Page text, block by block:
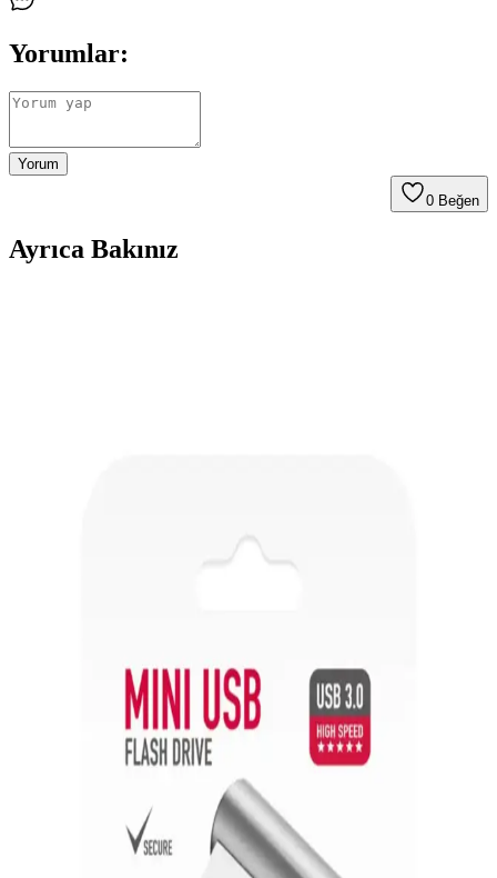
Yorumlar:
Yorum
0 Beğen
Ayrıca Bakınız
Depolama Kapasitesi Özellikleri
32GB USB bellekler, geniş depolama alanı ve hızlı veri aktarımıyla
kişisel ve profesyonel kullanımlar için ideal çözümler sunar.
Yüksek Kapasiteli USB Bellekler: Güvenilir ve
Pratik Veri Saklama Çözümleri
Yüksek kapasiteli USB bellekler, büyük dosyaları güvenli ve hızlı